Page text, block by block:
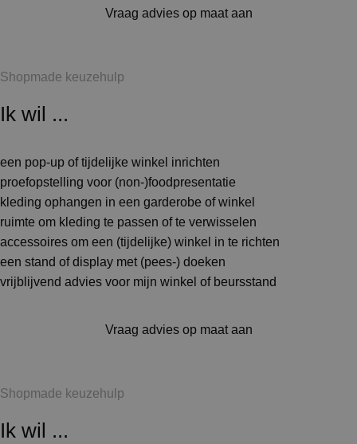
Vraag advies op maat aan
Shopmade keuzehulp
Ik wil ...
een pop-up of tijdelijke winkel inrichten
proefopstelling voor (non-)foodpresentatie
kleding ophangen in een garderobe of winkel
ruimte om kleding te passen of te verwisselen
accessoires om een (tijdelijke) winkel in te richten
een stand of display met (pees-) doeken
vrijblijvend advies voor mijn winkel of beursstand
Vraag advies op maat aan
Shopmade keuzehulp
Ik wil ...